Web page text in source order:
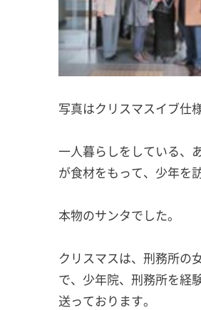
写真はクリスマスイブ仕
一人暮らしをしている、
が食材をもって、少年を
本物のサンタでした。
クリスマスは、刑務所の
で、少年院、刑務所を経
送っております。